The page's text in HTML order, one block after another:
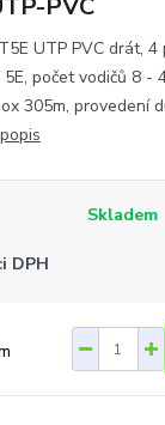
PVC
UTP PVC drát,
počet vodičů 8 -
305m, provedení
Skladem
DPH